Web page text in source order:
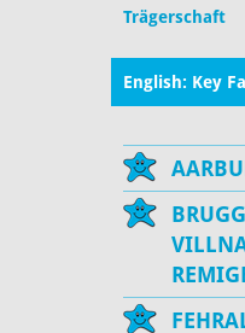
Trägerschaft
English: Key